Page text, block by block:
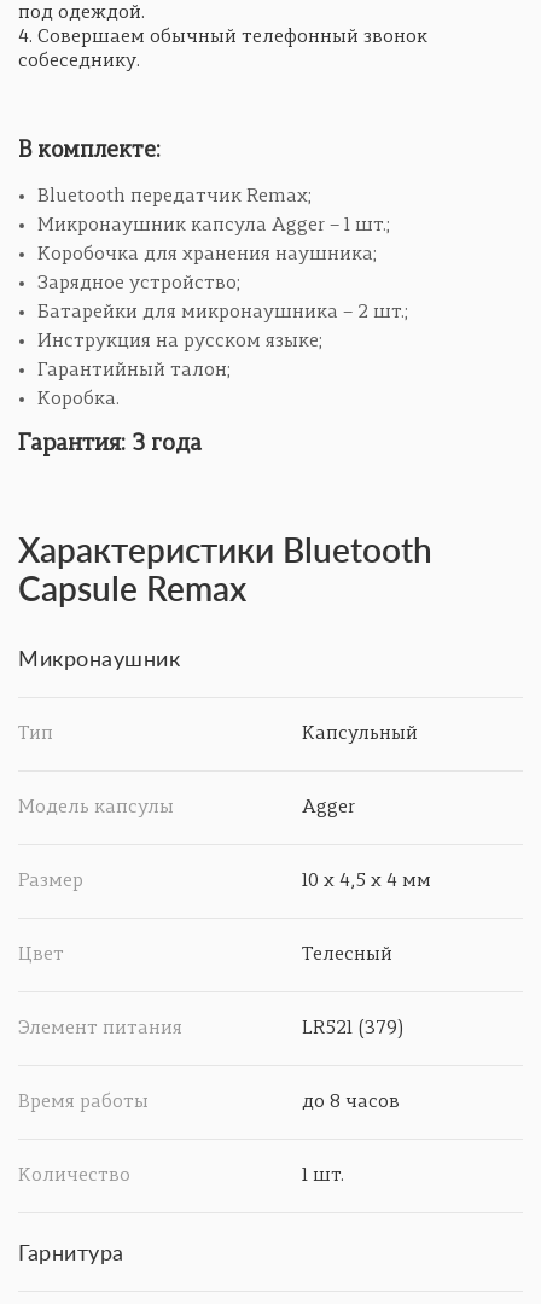
под одеждой.
4. Совершаем обычный телефонный звонок
собеседнику.
В комплекте:
Bluetooth передатчик Remax;
Микронаушник капсула Agger – 1 шт.;
Коробочка для хранения наушника;
Зарядное устройство;
Батарейки для микронаушника – 2 шт.;
Инструкция на русском языке;
Гарантийный талон;
Коробка.
Гарантия: 3 года
Характеристики Bluetooth
Capsule Remax
Микронаушник
Тип Капсульный
Модель капсулы Agger
Размер 10 х 4,5 х 4 мм
Цвет Телесный
Элемент питания LR521 (379)
Время работы до 8 часов
Количество 1 шт.
Гарнитура